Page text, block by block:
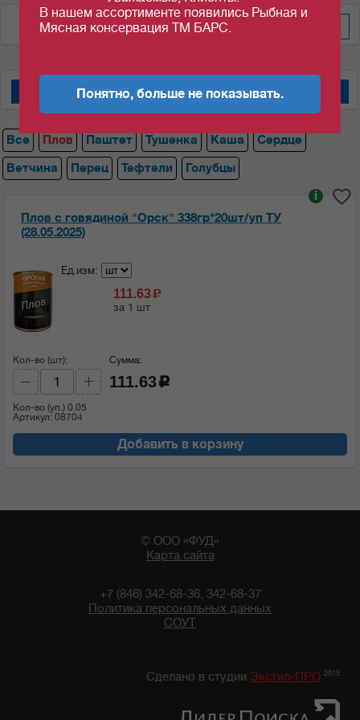
По цене за уп/меш
Мясные консервы "Барс" Мясные консервы "Орский мясокомбинат"
Все Плов Паштет Тушенка Каша
Сердце
Ветчина
Перец Тефтели Голубцы
Плов с говядиной "Орск" 338гр*20шт/уп ТУ
(28.05.2025)
i
Ед.изм:
111.63 c
за 1 шт
Кол-во (шт):
Кол-во (уп.) 0.05
Артикул: 08704
Сумма:
111.63 c
Добавить в корзину
© ООО «ФУД»
Карта сайта
+7 (846) 342-68-36, 342-68-37
Политика персональных данных
СОУТ
Сделано в студии Экстил-ПРО 2015
В нашем ассортименте появились Рыбная и
Мясная консервация ТМ БАРС.
Понятно, больше не показывать.